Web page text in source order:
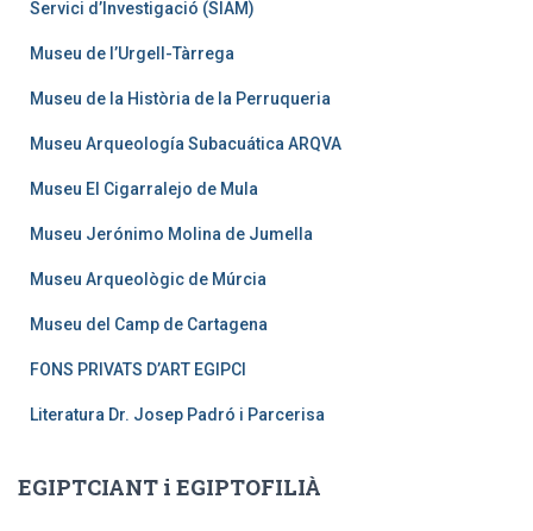
Servici d’Investigació (SIAM)
Museu de l’Urgell-Tàrrega
Museu de la Història de la Perruqueria
Museu Arqueología Subacuática ARQVA
Museu El Cigarralejo de Mula
Museu Jerónimo Molina de Jumella
Museu Arqueològic de Múrcia
Museu del Camp de Cartagena
FONS PRIVATS D’ART EGIPCI
Literatura Dr. Josep Padró i Parcerisa
EGIPTCIANT i EGIPTOFILIÀ